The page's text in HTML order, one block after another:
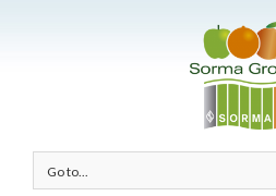
Go to...